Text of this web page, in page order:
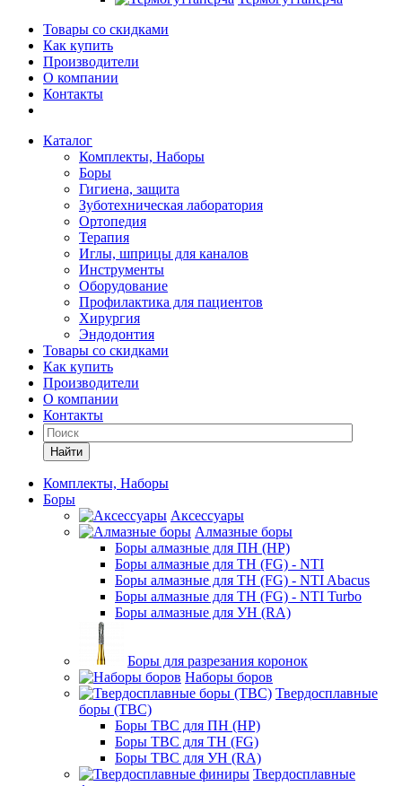
Товары со скидками
Как купить
Производители
О компании
Контакты
Каталог
Комплекты, Наборы
Боры
Гигиена, защита
Зуботехническая лаборатория
Ортопедия
Терапия
Иглы, шприцы для каналов
Инструменты
Оборудование
Профилактика для пациентов
Хирургия
Эндодонтия
Товары со скидками
Как купить
Производители
О компании
Контакты
Найти
Комплекты, Наборы
Боры
Аксессуары
Алмазные боры
Боры алмазные для ПН (HP)
Боры алмазные для ТН (FG) - NTI
Боры алмазные для ТН (FG) - NTI Abacus
Боры алмазные для ТН (FG) - NTI Turbo
Боры алмазные для УН (RA)
Боры для разрезания коронок
Наборы боров
Твердосплавные
боры (ТВС)
Боры ТВС для ПН (HP)
Боры ТВС для ТН (FG)
Боры ТВС для УН (RA)
Твердосплавные